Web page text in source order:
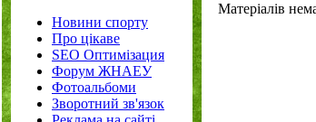
Новини спорту
Про цікаве
SEO Оптимізация
Форум ЖНАЕУ
Фотоальбоми
Зворотний зв'язок
Матеріалів